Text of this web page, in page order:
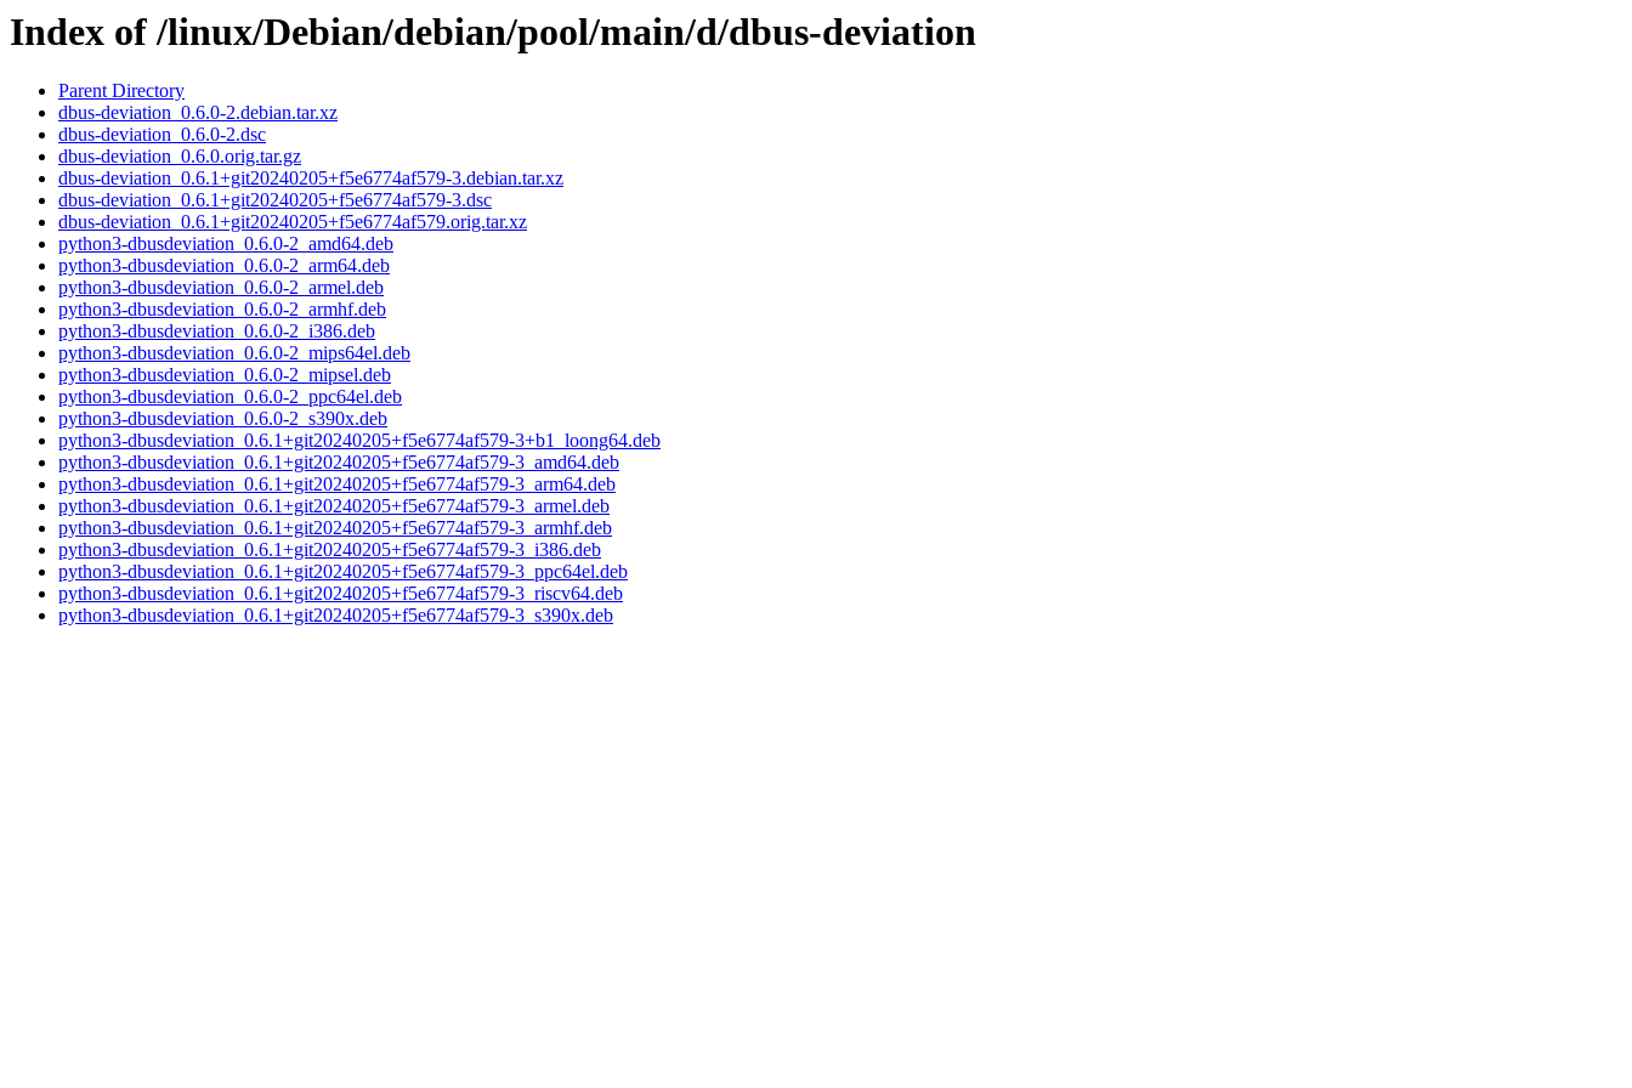
Index of /linux/Debian/debian/pool/main/d/dbus-deviation
Parent Directory
dbus-deviation_0.6.0-2.debian.tar.xz
dbus-deviation_0.6.0-2.dsc
dbus-deviation_0.6.0.orig.tar.gz
dbus-deviation_0.6.1+git20240205+f5e6774af579-3.debian.tar.xz
dbus-deviation_0.6.1+git20240205+f5e6774af579-3.dsc
dbus-deviation_0.6.1+git20240205+f5e6774af579.orig.tar.xz
python3-dbusdeviation_0.6.0-2_amd64.deb
python3-dbusdeviation_0.6.0-2_arm64.deb
python3-dbusdeviation_0.6.0-2_armel.deb
python3-dbusdeviation_0.6.0-2_armhf.deb
python3-dbusdeviation_0.6.0-2_i386.deb
python3-dbusdeviation_0.6.0-2_mips64el.deb
python3-dbusdeviation_0.6.0-2_mipsel.deb
python3-dbusdeviation_0.6.0-2_ppc64el.deb
python3-dbusdeviation_0.6.0-2_s390x.deb
python3-dbusdeviation_0.6.1+git20240205+f5e6774af579-3+b1_loong64.deb
python3-dbusdeviation_0.6.1+git20240205+f5e6774af579-3_amd64.deb
python3-dbusdeviation_0.6.1+git20240205+f5e6774af579-3_arm64.deb
python3-dbusdeviation_0.6.1+git20240205+f5e6774af579-3_armel.deb
python3-dbusdeviation_0.6.1+git20240205+f5e6774af579-3_armhf.deb
python3-dbusdeviation_0.6.1+git20240205+f5e6774af579-3_i386.deb
python3-dbusdeviation_0.6.1+git20240205+f5e6774af579-3_ppc64el.deb
python3-dbusdeviation_0.6.1+git20240205+f5e6774af579-3_riscv64.deb
python3-dbusdeviation_0.6.1+git20240205+f5e6774af579-3_s390x.deb